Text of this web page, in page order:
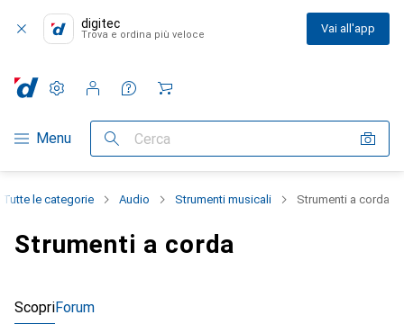
digitec
Trova e ordina più veloce Vai all'app
Categoria Navigazione
Menu Cerca
Impostazioni
Conto cliente
Liste di confronto
Liste dei desideri
Carrello
Tutte le categorie Audio Strumenti musicali Strumenti a corda
Strumenti a corda
ScopriForum